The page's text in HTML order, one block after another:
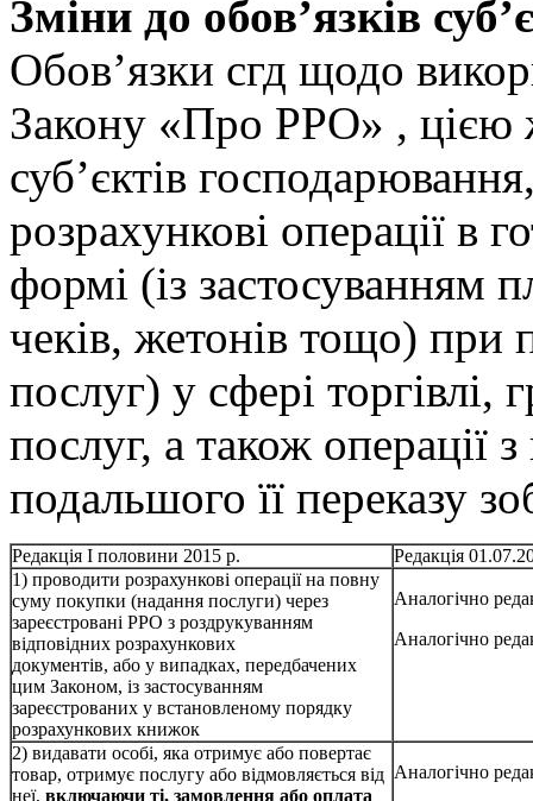
Зміни до обов’язків
Обов’язки сгд щодо
Закону «Про РРО» , цією
суб’єктів
розрахункові операції в
формі (із застосуванням
чеків, жетонів тощо) при
послуг) у сфері торгівлі,
послуг, а також операції
подальшого її переказу
Редакція І половини 2015 р.
Редакція
1) проводити розрахункові операції на повну
суму покупки (надання послуги) через
зареєстровані РРО з роздрукуванням
відповідних розрахункових
документів, або у випадках, передбачених
цим Законом, із застосуванням
зареєстрованих у встановленому порядку
розрахункових книжок
Аналогічно
Аналогічно
2) видавати особі, яка отримує або повертає
товар, отримує послугу або відмовляється від
неї, включаючи ті, замовлення або оплата
Аналогічно